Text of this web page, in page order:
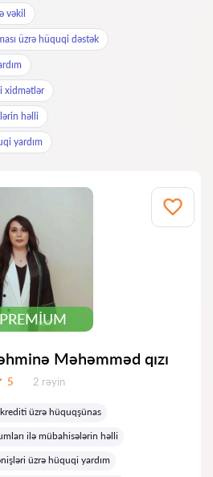
vəkil
üzrə hüquqi dəstək
xidmətlər
həlli
yardım
PREMIUM
Məhəmməd qızı
5 Rəylər:
2 rəyin
üzrə hüquqşünas
ilə mübahisələrin həlli
üzrə hüquqi yardım